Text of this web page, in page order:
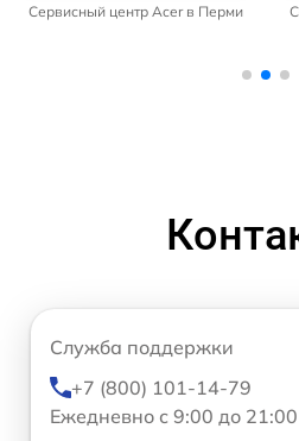
Сервисный центр Acer в Перми
Служба поддержки
+7 (800) 101-14-79
Ежедневно с 9:00 до 21:00